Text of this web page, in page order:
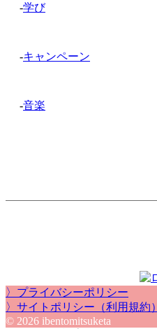
-学び
-キャンペーン
-音楽
〉プライバシーポリシー
〉サイトポリシー（利用規約）
© 2026 ibentomitsuketa